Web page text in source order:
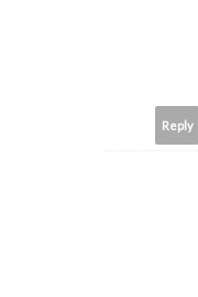
Reply